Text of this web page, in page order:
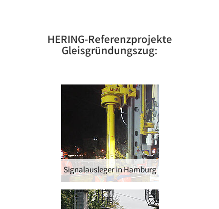
HERING-Referenzprojekte
Gleisgründungszug:
Signalausleger in Hamburg